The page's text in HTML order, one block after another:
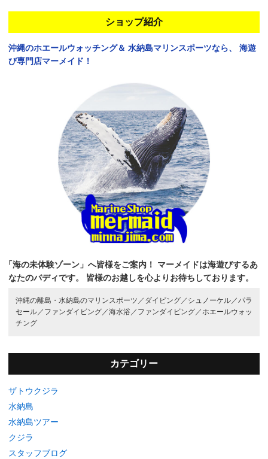
ショップ紹介
沖縄のホエールウォッチング＆ 水納島マリンスポーツなら、
海遊
び専門店マーメイド！
「海の未体験ゾーン」へ皆様をご案内！
マーメイドは海遊びするあ
なたのバディです。
皆様のお越しを心よりお待ちしております。
沖縄の離島・水納島のマリンスポーツ／ ダイビング／ シュノーケル／ パラ
セール／ ファンダイビング／海水浴／ ファンダイビング／ ホエールウォッ
チング
カテゴリー
ザトウクジラ
水納島
水納島ツアー
クジラ
スタッフブログ